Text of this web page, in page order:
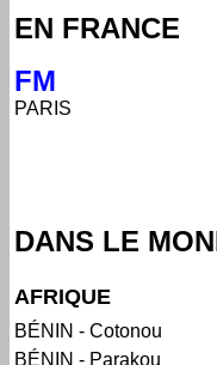
EN FRANCE
FM
PARIS
DANS LE
AFRIQUE
BÉNIN - Cotonou
BÉNIN - Parakou